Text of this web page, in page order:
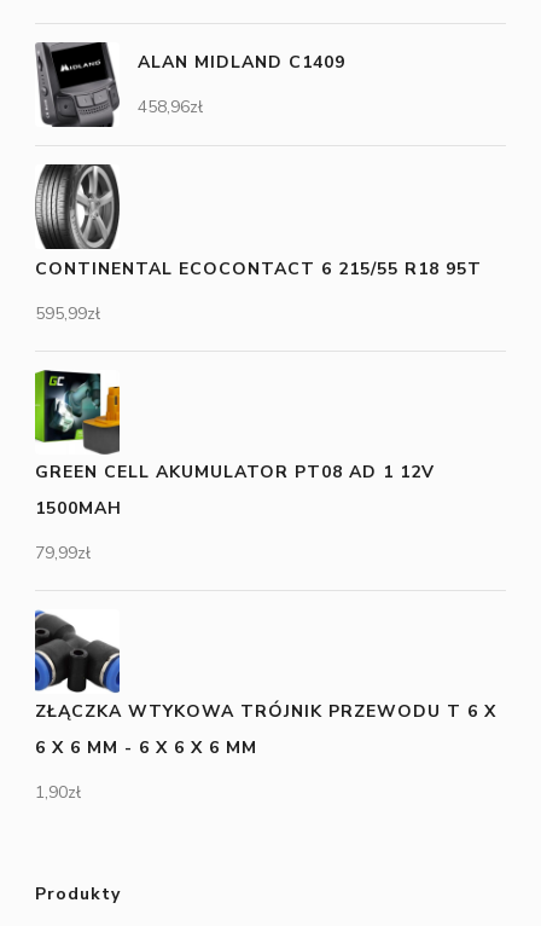
ALAN MIDLAND C1409
458,96zł
CONTINENTAL ECOCONTACT 6 215/55 R18 95T
595,99zł
GREEN CELL AKUMULATOR PT08 AD 1 12V
1500MAH
79,99zł
ZŁĄCZKA WTYKOWA TRÓJNIK PRZEWODU T 6 X
6 X 6 MM - 6 X 6 X 6 MM
1,90zł
Produkty